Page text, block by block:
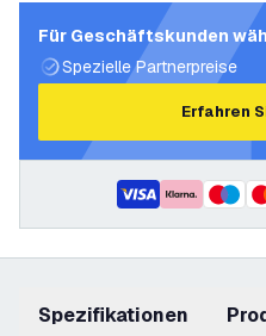
Für Geschäftskunden
Spezielle Partnerpreise
Erfahren
Spezifikationen